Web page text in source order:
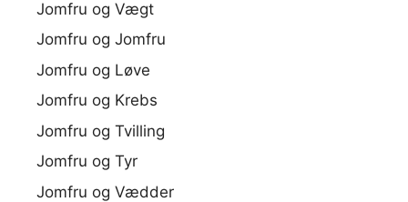
Jomfru og Vægt
Jomfru og Jomfru
Jomfru og Løve
Jomfru og Krebs
Jomfru og Tvilling
Jomfru og Tyr
Jomfru og Vædder